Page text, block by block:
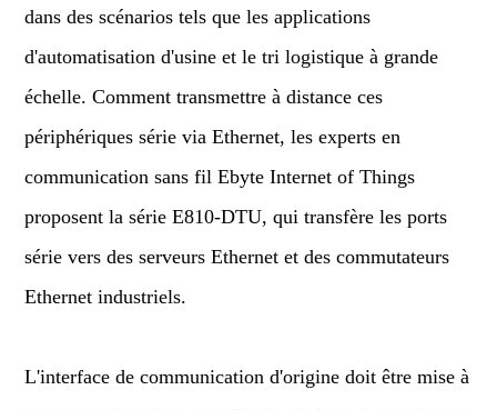
dans des scénarios tels que les applications
d'automatisation d'usine et le tri logistique à grande
échelle. Comment transmettre à distance ces
périphériques série via Ethernet, les experts en
communication sans fil Ebyte Internet of Things
proposent la série E810-DTU, qui transfère les ports
série vers des serveurs Ethernet et des commutateurs
Ethernet industriels.
L'interface de communication d'origine doit être mise à